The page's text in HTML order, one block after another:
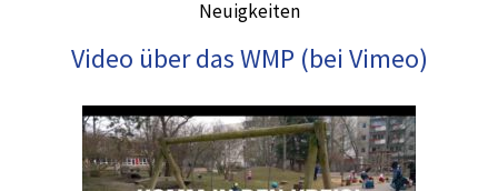
Neuigkeiten
Video über das WMP (bei Vimeo)